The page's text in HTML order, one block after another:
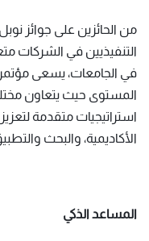
من الحائزين على جوائز
التنفيذيين في الشركات
المستوى حيث يتعاون
استراتيجيات متقدمة
الأكاديمية، والبحث
المساعد الذكي